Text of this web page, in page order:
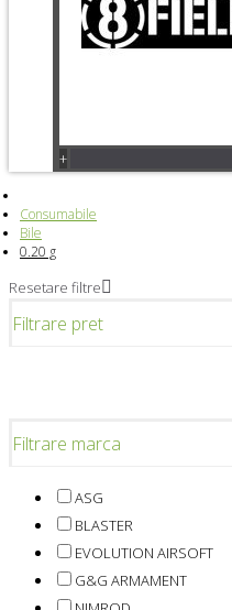
+
Consumabile
Bile
0.20 g
Resetare filtre
Filtrare pret
Filtrare marca
ASG
BLASTER
EVOLUTION AIRSOFT
G&G ARMAMENT